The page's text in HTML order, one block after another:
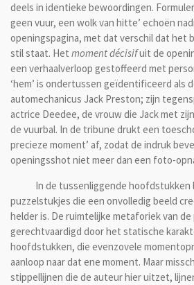
deels in identieke bewoordingen.
geen vuur, een wolk van hitte’ echoën
openingspagina, met dat verschil dat het
stil staat. Het moment décisifuit de
een verhaalverloop gestoffeerd met
‘hem’ is ondertussen geïdentificeerd als
automechanicus Jack Preston; zijn
actrice Deedee, de vrouw die Jack met
de vuurbal. In de tribune drukt een
precieze moment’ af, zodat de indruk
openingsshot niet meer dan een foto-
In de tussenliggende hoofdstukken
puzzelstukjes die een onvolledig beeld
helder is. De ruimtelijke metaforiek van
gerechtvaardigd door het statische
hoofdstukken, die evenzovele
aanloop naar dat ene moment. Maar
stippellijnen die de auteur hier uitzet,